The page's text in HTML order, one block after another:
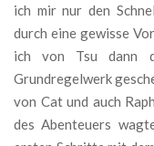
ich mir nur den
durch eine gewisse
ich von Tsu dann
Grundregelwerk
von Cat und auch
des Abenteuers